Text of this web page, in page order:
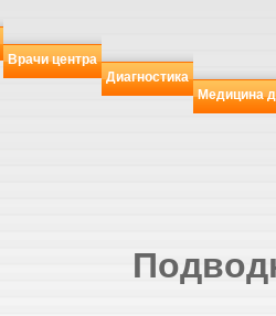
Врачи центра
Диагностика
Медицина